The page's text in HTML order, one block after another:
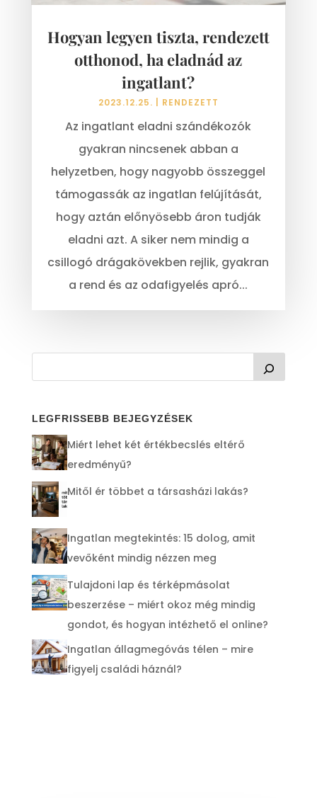
Hogyan legyen tiszta, rendezett
otthonod, ha eladnád az
ingatlant?
2023.12.25. RENDEZETT
Az ingatlant eladni szándékozók
gyakran nincsenek abban a
helyzetben, hogy nagyobb összeggel
támogassák az ingatlan felújítását,
hogy aztán előnyösebb áron tudják
eladni azt. A siker nem mindig a
csillogó drágakövekben rejlik, gyakran
a rend és az odafigyelés apró...
LEGFRISSEBB BEJEGYZÉSEK
Miért lehet két értékbecslés eltérő
eredményű?
Mitől ér többet a társasházi lakás?
Ingatlan megtekintés: 15 dolog, amit
vevőként mindig nézzen meg
Tulajdoni lap és térképmásolat
beszerzése – miért okoz még mindig
gondot, és hogyan intézhető el online?
Ingatlan állagmegóvás télen – mire
figyelj családi háznál?